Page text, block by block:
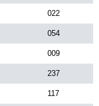
022
054
009
237
117